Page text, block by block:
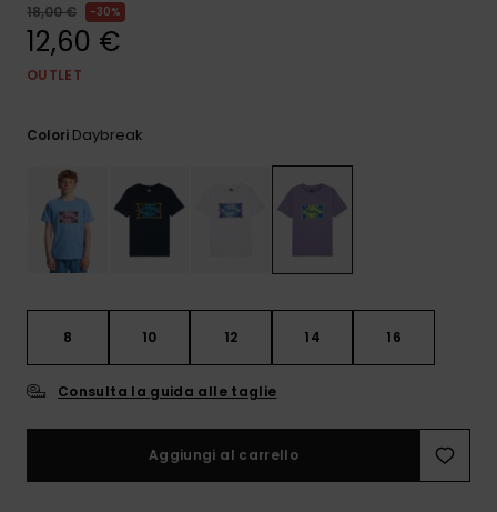
18,00 €
30%
12,60 €
OUTLET
Colori Daybreak
8 10 12 14 16
Consulta la guida alle taglie
Aggiungi al carrello